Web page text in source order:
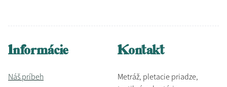
Informácie
Náš príbeh
Kontakt
Metráž, pletacie priadze,